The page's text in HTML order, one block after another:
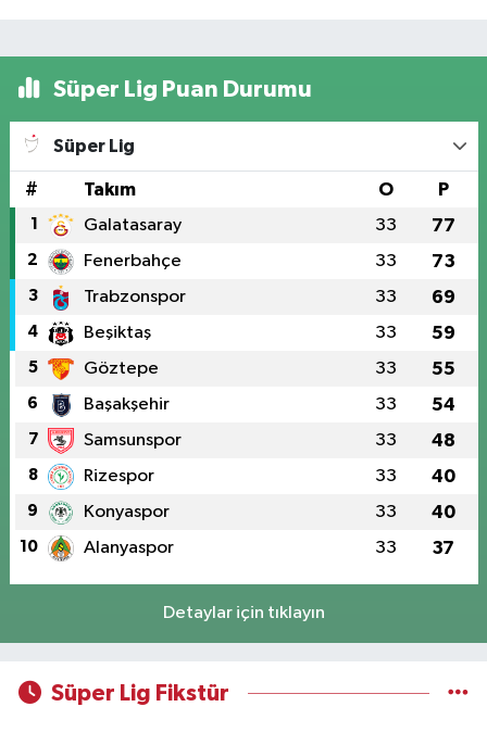
Süper Lig Puan Durumu
Süper Lig
# Takım O P
1 Galatasaray 33 77
2 Fenerbahçe 33 73
3 Trabzonspor 33 69
4 Beşiktaş 33 59
5 Göztepe 33 55
6 Başakşehir 33 54
7 Samsunspor 33 48
8 Rizespor 33 40
9 Konyaspor 33 40
10 Alanyaspor 33 37
Detaylar için tıklayın
Süper Lig Fikstür